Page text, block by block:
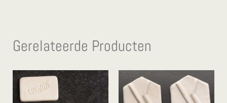
Gerelateerde Producten